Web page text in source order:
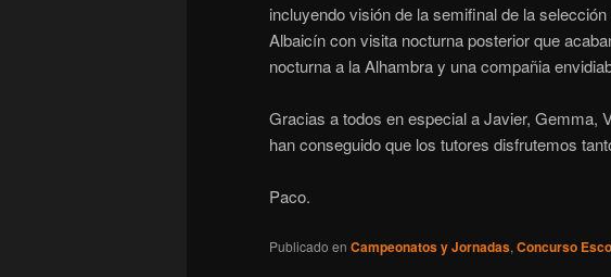
incluyendo visión de la semifinal de la
Albaicín con visita nocturna posterior que
nocturna a la Alhambra y una compañia
Gracias a todos en especial a Javier, Gemma,
han conseguido que los tutores disfrutemos
Paco.
Publicado en Campeonatos y Jornadas, Concurso